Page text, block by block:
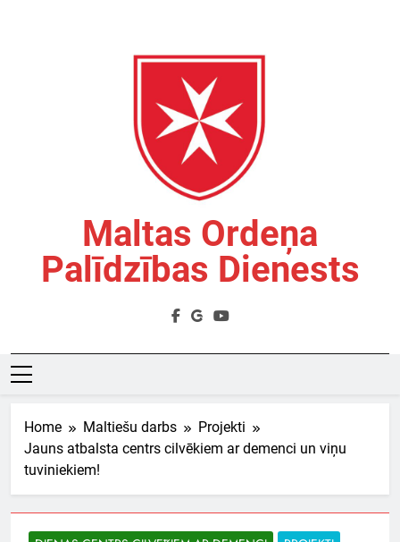
Maltas Ordeņa
Palīdzības Dienests
Home Maltiešu darbs
Projekti
Jauns atbalsta centrs cilvēkiem ar demenci un viņu
tuviniekiem!